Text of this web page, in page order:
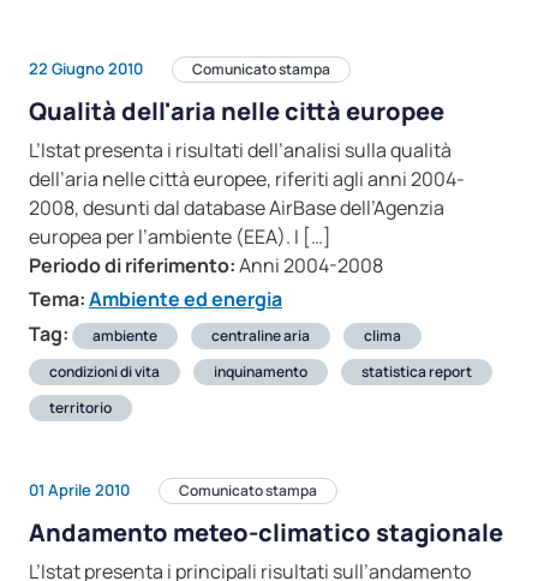
22 Giugno 2010 Comunicato stampa
Qualità dell'aria nelle città europee
L’Istat presenta i risultati dell’analisi sulla qualità
dell’aria nelle città europee, riferiti agli anni 2004-
2008, desunti dal database AirBase dell’Agenzia
europea per l’ambiente (EEA). I […]
Periodo di riferimento:Anni 2004-2008
Tema:Ambiente ed energia
Tag:
ambiente centraline aria
clima
condizioni di vita
inquinamento
statistica report
territorio
01 Aprile 2010 Comunicato stampa
Andamento meteo-climatico stagionale
L’Istat presenta i principali risultati sull’andamento